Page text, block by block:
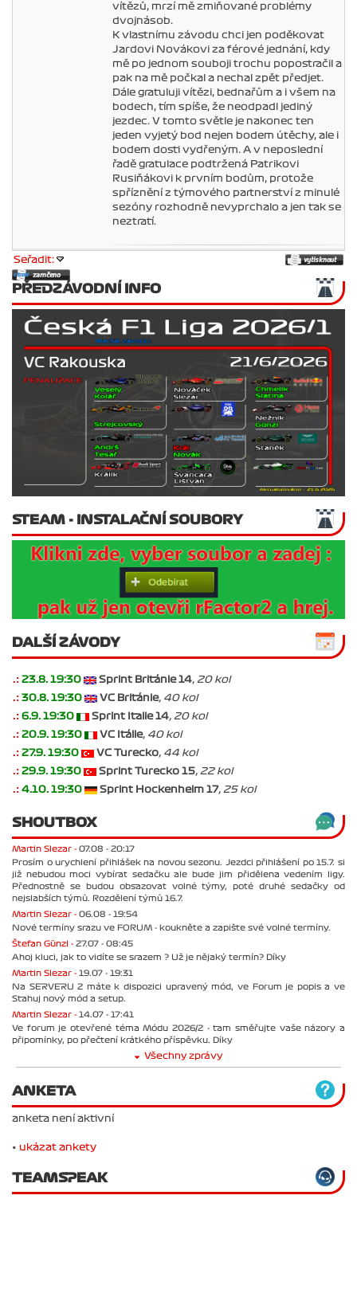
vítězů, mrzí mě zmiňované problémy
dvojnásob.
K vlastnímu závodu chci jen poděkovat
Jardovi Novákovi za férové jednání, kdy
mě po jednom souboji trochu popostračil a
pak na mě počkal a nechal zpět předjet.
Dále gratuluji vítězi, bednařům a i všem na
bodech, tím spíše, že neodpadl jediný
jezdec. V tomto světle je nakonec ten
jeden vyjetý bod nejen bodem útěchy, ale i
bodem dosti vydřeným. A v neposlední
řadě gratulace podtržená Patrikovi
Rusiňákovi k prvním bodům, protože
spříznění z týmového partnerství z minulé
sezóny rozhodně nevyprchalo a jen tak se
neztratí.
Seřadit:
PŘEDZÁVODNÍ INFO
STEAM - INSTALAČNÍ SOUBORY
DALŠÍ ZÁVODY
.: 23.8. 19:30 Sprint Británie 14, 20 kol
.: 30.8. 19:30 VC Británie, 40 kol
.: 6.9. 19:30 Sprint Italie 14, 20 kol
.: 20.9. 19:30 VC Itálie, 40 kol
.: 27.9. 19:30 VC Turecko, 44 kol
.: 29.9. 19:30 Sprint Turecko 15, 22 kol
.: 4.10. 19:30 Sprint Hockenheim 17, 25 kol
SHOUTBOX
Martin Slezar - 07.08 - 20:17
Prosím o urychlení přihlášek na novou sezonu. Jezdci přihlášení po 15.7. si
již nebudou moci vybírat sedačku ale bude jim přidělena vedením ligy.
Přednostně se budou obsazovat volné týmy, poté druhé sedačky od
nejslabších týmů. Rozdělení týmů 16.7.
Martin Slezar - 06.08 - 19:54
Nové termíny srazu ve FORUM - koukněte a zapište své volné termíny.
Štefan Günzl - 27.07 - 08:45
Ahoj kluci, jak to vidíte se srazem ? Už je nějaký termín? Díky
Martin Slezar - 19.07 - 19:31
Na SERVERU 2 máte k dispozici upravený mód, ve Forum je popis a ve
Stahuj nový mód a setup.
Martin Slezar - 14.07 - 17:41
Ve forum je otevřené téma Módu 2026/2 - tam směřujte vaše názory a
připomínky, po přečtení krátkého příspěvku. Díky
Všechny zprávy
ANKETA
anketa není aktivní
• ukázat ankety
TEAMSPEAK